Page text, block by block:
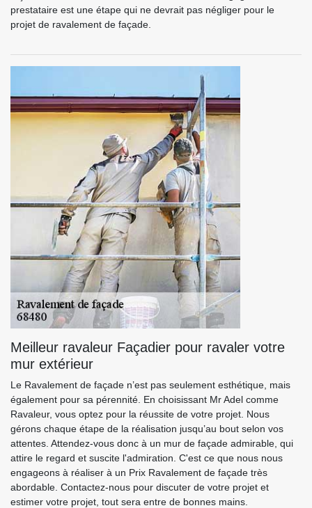
prestataire est une étape qui ne devrait pas négliger pour le
projet de ravalement de façade.
Meilleur ravaleur Façadier pour ravaler votre
mur extérieur
Le Ravalement de façade n’est pas seulement esthétique, mais
également pour sa pérennité. En choisissant Mr Adel comme
Ravaleur, vous optez pour la réussite de votre projet. Nous
gérons chaque étape de la réalisation jusqu’au bout selon vos
attentes. Attendez-vous donc à un mur de façade admirable, qui
attire le regard et suscite l'admiration. C'est ce que nous nous
engageons à réaliser à un Prix Ravalement de façade très
abordable. Contactez-nous pour discuter de votre projet et
estimer votre projet, tout sera entre de bonnes mains.